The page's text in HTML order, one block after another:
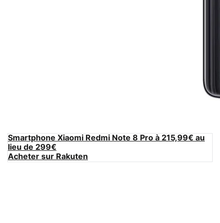
Smartphone Xiaomi Redmi Note 8 Pro à 215,99€ au
lieu de 299€
Acheter sur Rakuten